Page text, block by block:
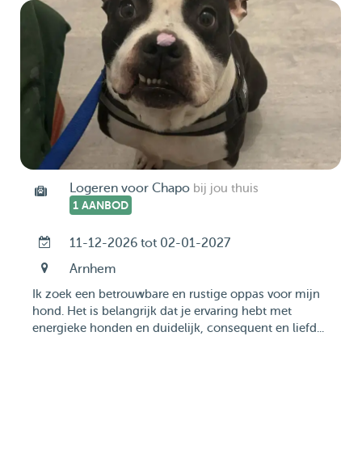
Logeren voor Chapo bij jou thuis
1 AANBOD
11-12-2026 tot 02-01-2027
Arnhem
Ik zoek een betrouwbare en rustige oppas voor mijn
hond. Het is belangrijk dat je ervaring hebt met
energieke honden en duidelijk, consequent en liefd...